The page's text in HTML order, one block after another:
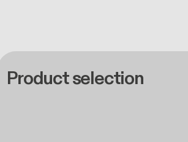
Product selection